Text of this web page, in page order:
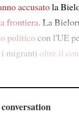
accusatola
frontiera. La
politicocon l'UE
i migranti oltre il